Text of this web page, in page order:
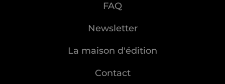
FAQ
Newsletter
La maison d'édition
Contact